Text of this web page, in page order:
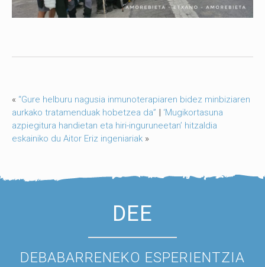
« “Gure helburu nagusia inmunoterapiaren bidez minbiziaren
aurkako tratamenduak hobetzea da” | ‘Mugikortasuna
azpiegitura handietan eta hiri-inguruneetan’ hitzaldia
eskainiko du Aitor Eriz ingeniariak »
DEE
DEBABARRENEKO ESPERIENTZIA